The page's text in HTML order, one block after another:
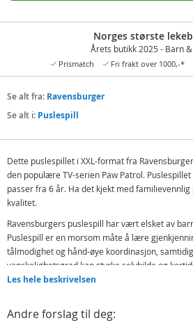
Norges største
Årets butikk 2025 - Barn
Prismatch Fri frakt over 1000,-*
Se alt fra: Ravensburger
Se alt i: Puslespill
Dette puslespillet i XXL-format fra
den populære TV-serien Paw Patrol.
passer fra 6 år. Ha det kjekt med
kvalitet.
Ravensburgers puslespill har vært elsket av
Puslespill er en morsom måte å lære
tålmodighet og hånd-øye koordinasjon,
vanskelighetsgrad kan styrke selvbilde og
underholdende, og det kan gjøres alene eller
Inneholder:
Les hele beskrivelsen
Andre forslag til deg: